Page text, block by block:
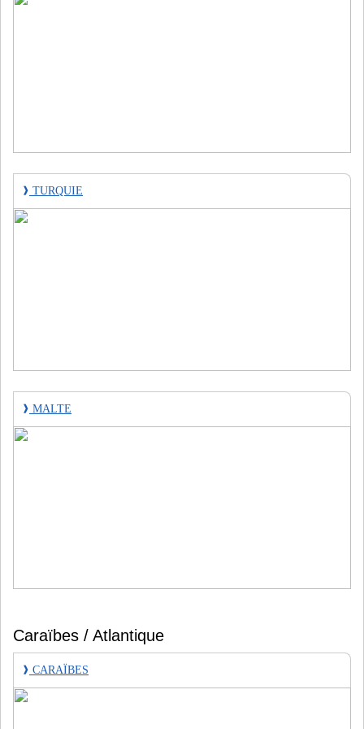
❱ TURQUIE
❱ MALTE
Caraïbes / Atlantique
❱ CARAÏBES